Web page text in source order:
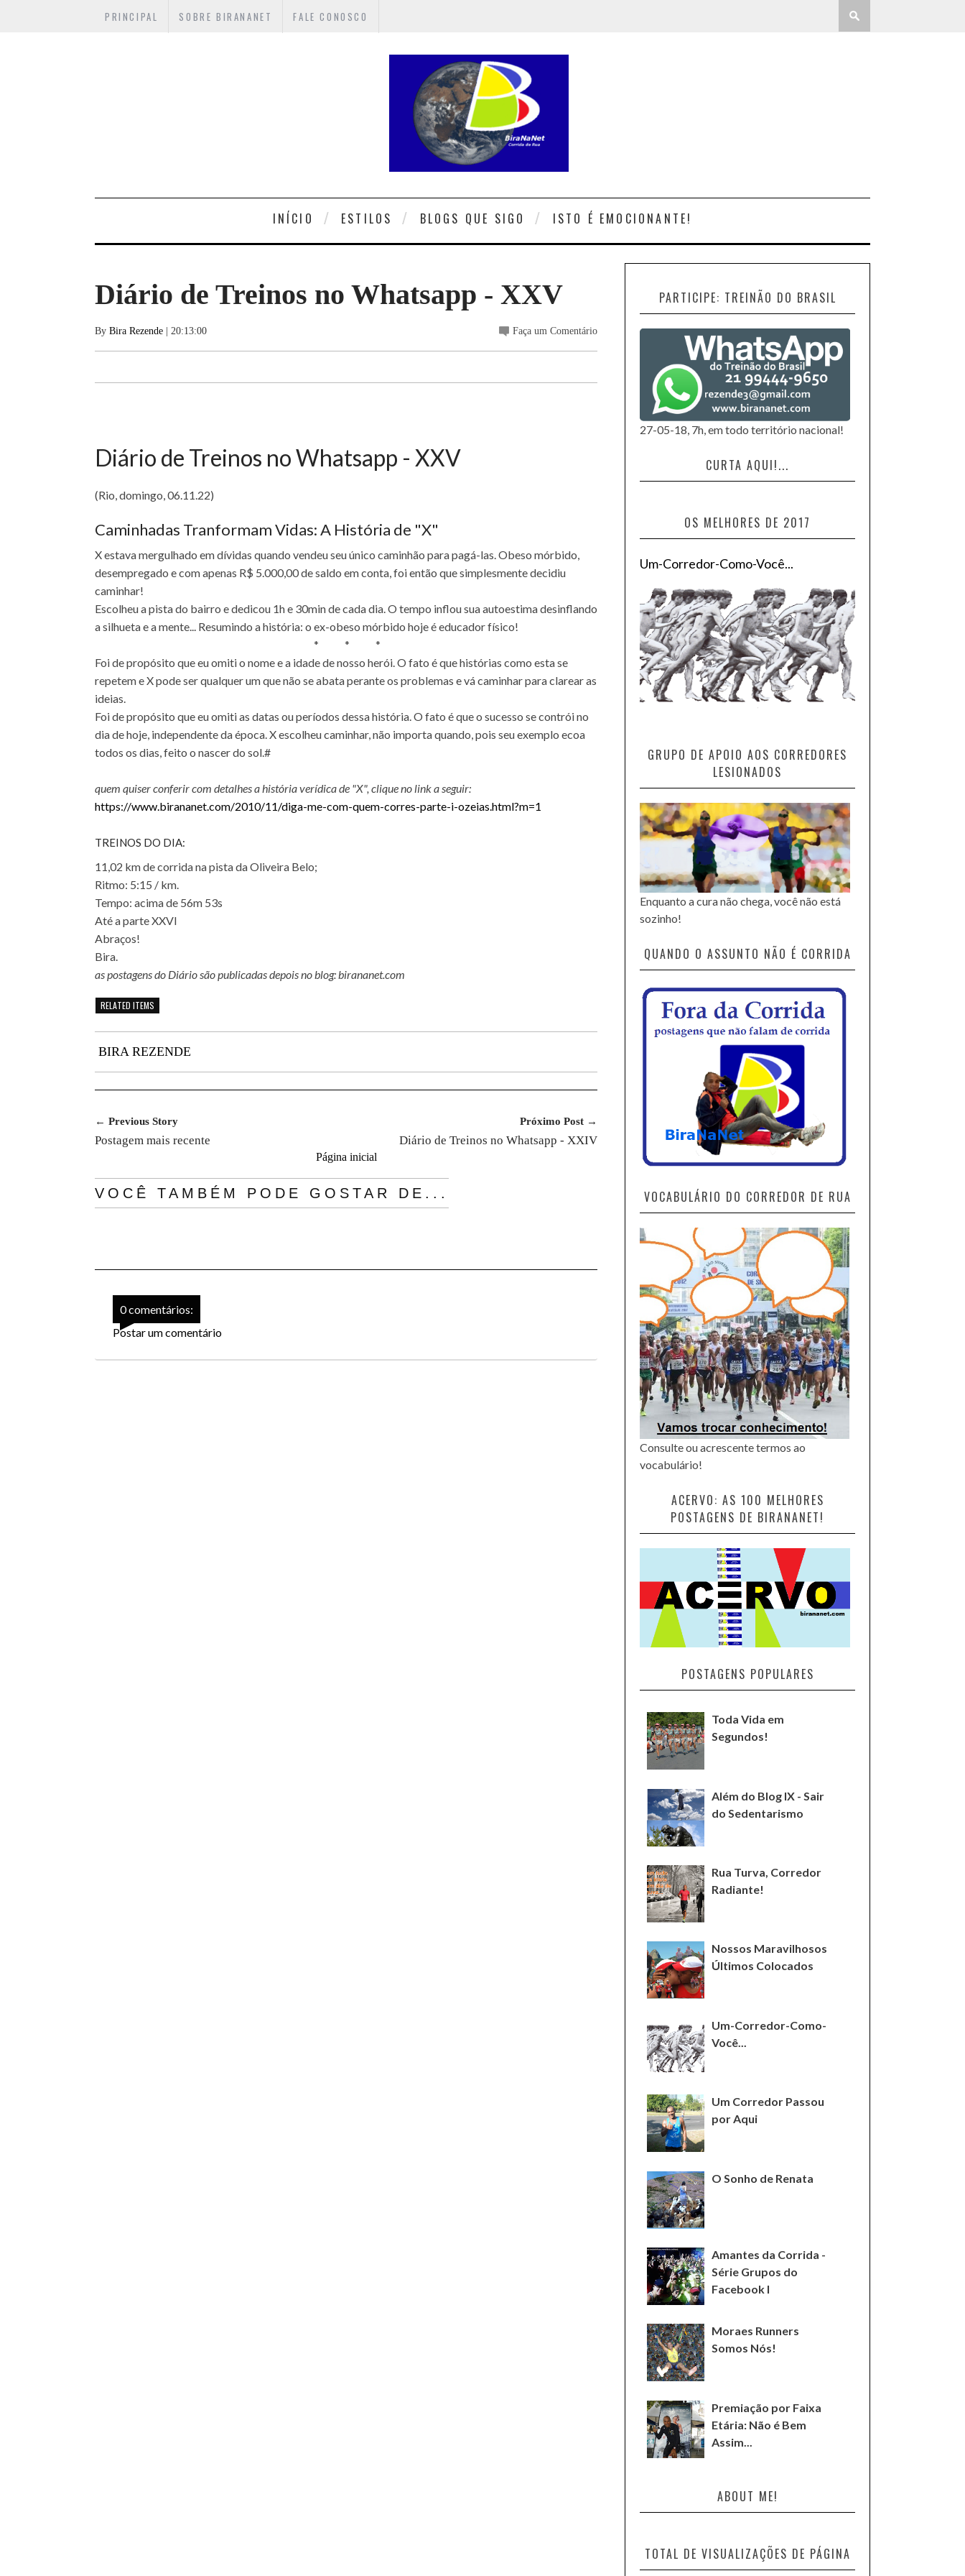
PRINCIPAL SOBRE BIRANANET FALE CONOSCO
INÍCIO ESTILOS BLOGS QUE SIGO ISTO É EMOCIONANTE!
Diário de Treinos no Whatsapp - XXV
By Bira Rezende | 20:13:00 Faça um Comentário
Diário de Treinos no Whatsapp - XXV
(Rio, domingo, 06.11.22)
Caminhadas Tranformam Vidas: A História de "X"
X estava mergulhado em dívidas quando vendeu seu único caminhão para pagá-las. Obeso mórbido,
desempregado e com apenas R$ 5.000,00 de saldo em conta, foi então que simplesmente decidiu
caminhar!
Escolheu a pista do bairro e dedicou 1h e 30min de cada dia. O tempo inflou sua autoestima desinflando
a silhueta e a mente... Resumindo a história: o ex-obeso mórbido hoje é educador físico!
* * *
Foi de propósito que eu omiti o nome e a idade de nosso herói. O fato é que histórias como esta se
repetem e X pode ser qualquer um que não se abata perante os problemas e vá caminhar para clarear as
ideias.
Foi de propósito que eu omiti as datas ou períodos dessa história. O fato é que o sucesso se contrói no
dia de hoje, independente da época. X escolheu caminhar, não importa quando, pois seu exemplo ecoa
todos os dias, feito o nascer do sol.#
quem quiser conferir com detalhes a história verídica de "X", clique no link a seguir:
https://www.birananet.com/2010/11/diga-me-com-quem-corres-parte-i-ozeias.html?m=1
TREINOS DO DIA:
11,02 km de corrida na pista da Oliveira Belo;
Ritmo: 5:15 / km.
Tempo: acima de 56m 53s
Até a parte XXVI
Abraços!
Bira.
as postagens do Diário são publicadas depois no blog: birananet.com
RELATED ITEMS
BIRA REZENDE
← Previous Story
Postagem mais recente
Próximo Post →
Diário de Treinos no Whatsapp - XXIV
Página inicial
VOCÊ TAMBÉM PODE GOSTAR DE...
0 comentários:
Postar um comentário
PARTICIPE: TREINÃO DO BRASIL
27-05-18, 7h, em todo território nacional!
CURTA AQUI!...
OS MELHORES DE 2017
Um-Corredor-Como-Você...
GRUPO DE APOIO AOS CORREDORES
LESIONADOS
Enquanto a cura não chega, você não está
sozinho!
QUANDO O ASSUNTO NÃO É CORRIDA
VOCABULÁRIO DO CORREDOR DE RUA
Consulte ou acrescente termos ao
vocabulário!
ACERVO: AS 100 MELHORES
POSTAGENS DE BIRANANET!
POSTAGENS POPULARES
Toda Vida em
Segundos!
Além do Blog IX - Sair
do Sedentarismo
Rua Turva, Corredor
Radiante!
Nossos Maravilhosos
Últimos Colocados
Um-Corredor-Como-
Você...
Um Corredor Passou
por Aqui
O Sonho de Renata
Amantes da Corrida -
Série Grupos do
Facebook I
Moraes Runners
Somos Nós!
Premiação por Faixa
Etária: Não é Bem
Assim...
ABOUT ME!
TOTAL DE VISUALIZAÇÕES DE PÁGINA